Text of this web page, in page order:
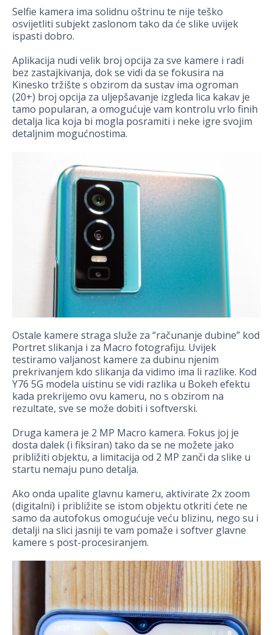
Selfie kamera ima solidnu oštrinu te nije teško
osvijetliti subjekt zaslonom tako da će slike uvijek
ispasti dobro.
Aplikacija nudi velik broj opcija za sve kamere i radi
bez zastajkivanja, dok se vidi da se fokusira na
Kinesko tržište s obzirom da sustav ima ogroman
(20+) broj opcija za uljepšavanje izgleda lica kakav je
tamo popularan, a omogućuje vam kontrolu vrlo finih
detalja lica koja bi mogla posramiti i neke igre svojim
detaljnim mogućnostima.
Ostale kamere straga služe za “računanje dubine” kod
Portret slikanja i za Macro fotografiju. Uvijek
testiramo valjanost kamere za dubinu njenim
prekrivanjem kdo slikanja da vidimo ima li razlike. Kod
Y76 5G modela uistinu se vidi razlika u Bokeh efektu
kada prekrijemo ovu kameru, no s obzirom na
rezultate, sve se može dobiti i softverski.
Druga kamera je 2 MP Macro kamera. Fokus joj je
dosta dalek (i fiksiran) tako da se ne možete jako
približiti objektu, a limitacija od 2 MP zanči da slike u
startu nemaju puno detalja.
Ako onda upalite glavnu kameru, aktivirate 2x zoom
(digitalni) i približite se istom objektu otkriti ćete ne
samo da autofokus omogućuje veću blizinu, nego su i
detalji na slici jasniji te vam pomaže i softver glavne
kamere s post-procesiranjem.